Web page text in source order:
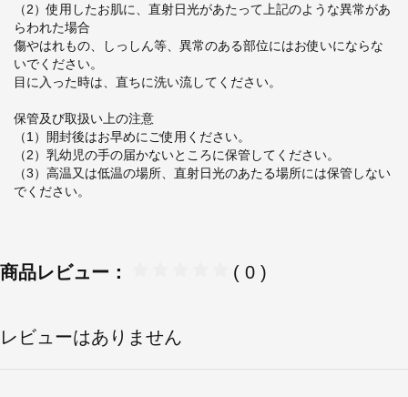
（2）使用したお肌に、直射日光があたって上記のような異常があ
らわれた場合
傷やはれもの、しっしん等、異常のある部位にはお使いにならな
いでください。
目に入った時は、直ちに洗い流してください。
保管及び取扱い上の注意
（1）開封後はお早めにご使用ください。
（2）乳幼児の手の届かないところに保管してください。
（3）高温又は低温の場所、直射日光のあたる場所には保管しない
でください。
商品レビュー： ( 0 )
レビューはありません